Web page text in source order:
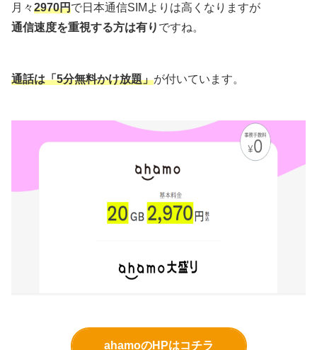
月々2970円で日本通信SIMよりは高くなりますが
通信速度を重視する方は有り ですね。
通話は「5分無料かけ放題」が付いています。
ahamoのHPはコチラ